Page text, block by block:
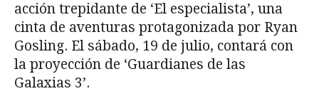
acción trepidante de ‘El especialista’, una
cinta de aventuras protagonizada por Ryan
Gosling. El sábado, 19 de julio, contará con
la proyección de ‘Guardianes de las
Galaxias 3’.